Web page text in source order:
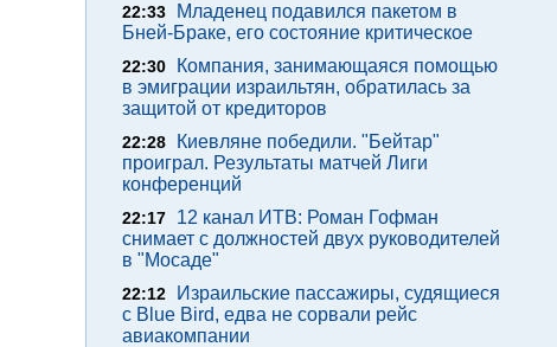
22:33
Младенец подавился пакетом в
Бней-Браке, его состояние критическое
22:30
Компания, занимающаяся помощью
в эмиграции израильтян, обратилась за
защитой от кредиторов
22:28
Киевляне победили. "Бейтар"
проиграл. Результаты матчей Лиги
конференций
22:17
12 канал ИТВ: Роман Гофман
снимает с должностей двух руководителей
в "Мосаде"
22:12
Израильские пассажиры, судящиеся
с Blue Bird, едва не сорвали рейс
авиакомпании